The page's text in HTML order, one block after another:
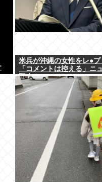
米兵が沖縄の女性をレ●
「コメントは控える」ニ
野古！」